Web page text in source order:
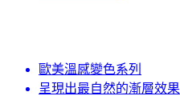
歐美溫感變色系列
呈現出最自然的漸層效果